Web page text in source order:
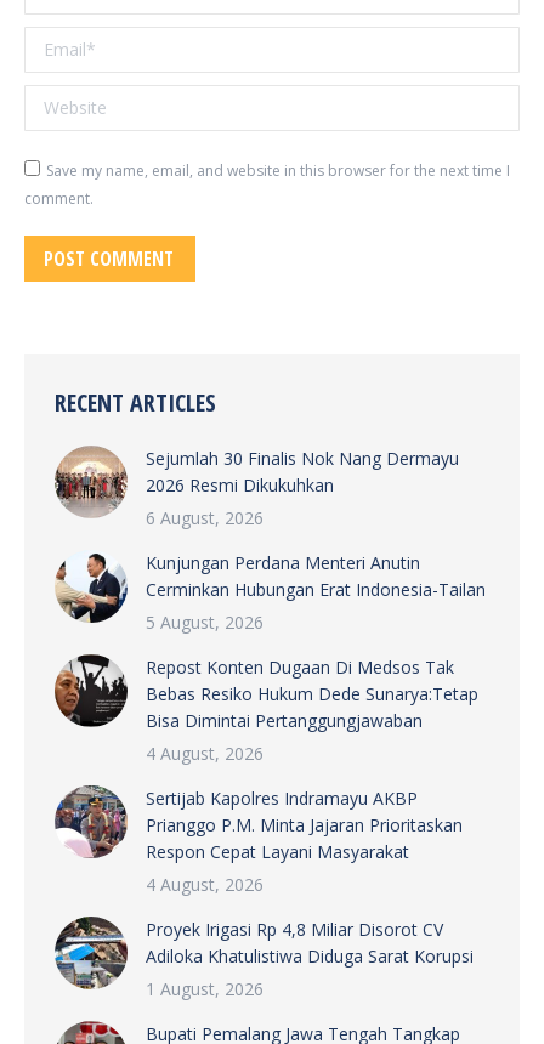
Email *
Website
Save my name, email, and website in this browser for the next time I
comment.
POST COMMENT
RECENT ARTICLES
Sejumlah 30 Finalis Nok Nang Dermayu
2026 Resmi Dikukuhkan
6 August, 2026
Kunjungan Perdana Menteri Anutin
Cerminkan Hubungan Erat Indonesia-Tailan
5 August, 2026
Repost Konten Dugaan Di Medsos Tak
Bebas Resiko Hukum Dede Sunarya:Tetap
Bisa Dimintai Pertanggungjawaban
4 August, 2026
Sertijab Kapolres Indramayu AKBP
Prianggo P.M. Minta Jajaran Prioritaskan
Respon Cepat Layani Masyarakat
4 August, 2026
Proyek Irigasi Rp 4,8 Miliar Disorot CV
Adiloka Khatulistiwa Diduga Sarat Korupsi
1 August, 2026
Bupati Pemalang Jawa Tengah Tangkap